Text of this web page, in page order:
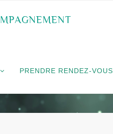
MPAGNEMENT
PRENDRE RENDEZ-VOUS